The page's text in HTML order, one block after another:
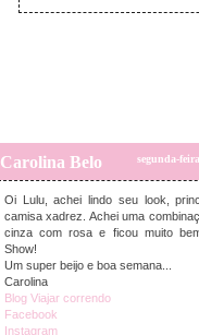
Carolina Belo segunda-
Oi Lulu, achei lindo seu look,
camisa xadrez. Achei uma
cinza com rosa e ficou muito
Show!
Um super beijo e boa semana...
Carolina
Blog Viajar correndo
Facebook
Instagram